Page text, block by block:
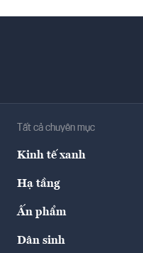
Tất cả chuyên mục
Kinh tế xanh
Hạ tầng
Ấn phẩm
Dân sinh